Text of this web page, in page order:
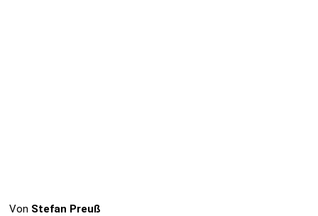
Von Stefan Preuß